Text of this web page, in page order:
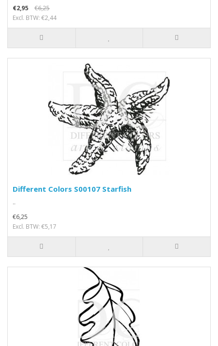
€2,95
€6,25
Excl. BTW: €2,44
Different Colors S00107 Starfish
..
€6,25
Excl. BTW: €5,17